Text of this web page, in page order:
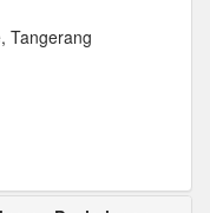
Tangerang